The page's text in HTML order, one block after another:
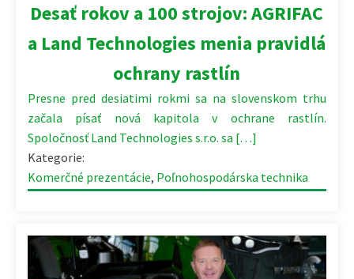
Desať rokov a 100 strojov: AGRIFAC
a Land Technologies menia pravidlá
ochrany rastlín
Presne pred desiatimi rokmi sa na slovenskom trhu
začala písať nová kapitola v ochrane rastlín.
Spoločnosť Land Technologies s.r.o. sa […]
Kategorie:
Komerčné prezentácie, Poľnohospodárska technika